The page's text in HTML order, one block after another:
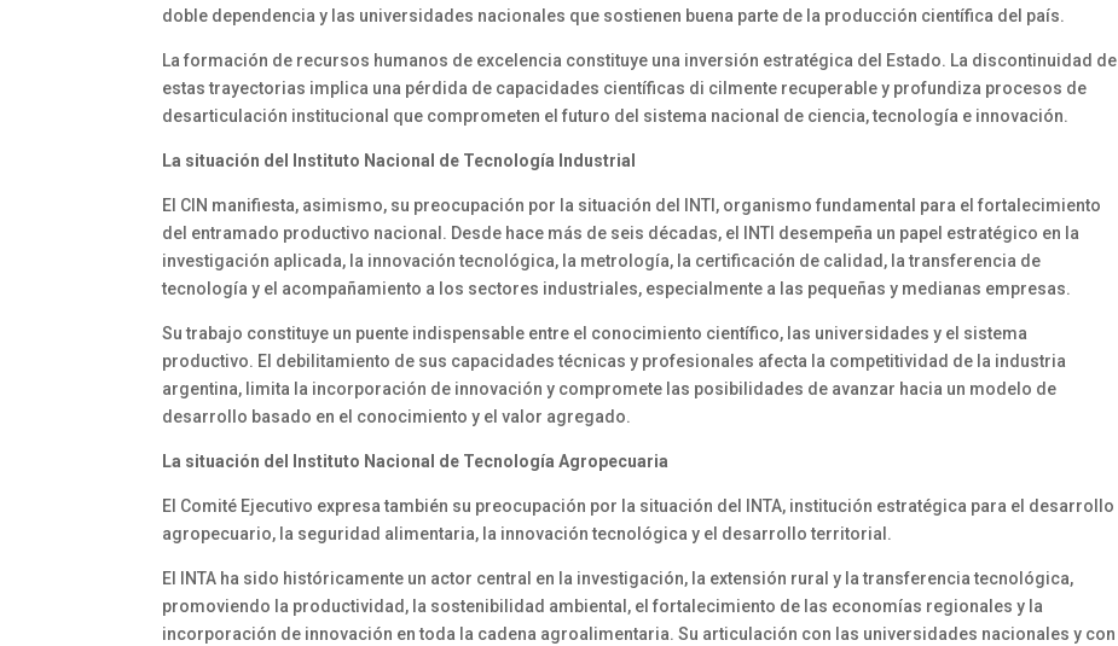
doble dependencia y las universidades nacionales que sostienen buena parte de la producción científica del país.
La formación de recursos humanos de excelencia constituye una inversión estratégica del Estado. La discontinuidad de
estas trayectorias implica una pérdida de capacidades científicas di cilmente recuperable y profundiza procesos de
desarticulación institucional que comprometen el futuro del sistema nacional de ciencia, tecnología e innovación.
La situación del Instituto Nacional de Tecnología Industrial
El CIN manifiesta, asimismo, su preocupación por la situación del INTI, organismo fundamental para el fortalecimiento
del entramado productivo nacional. Desde hace más de seis décadas, el INTI desempeña un papel estratégico en la
investigación aplicada, la innovación tecnológica, la metrología, la certificación de calidad, la transferencia de
tecnología y el acompañamiento a los sectores industriales, especialmente a las pequeñas y medianas empresas.
Su trabajo constituye un puente indispensable entre el conocimiento científico, las universidades y el sistema
productivo. El debilitamiento de sus capacidades técnicas y profesionales afecta la competitividad de la industria
argentina, limita la incorporación de innovación y compromete las posibilidades de avanzar hacia un modelo de
desarrollo basado en el conocimiento y el valor agregado.
La situación del Instituto Nacional de Tecnología Agropecuaria
El Comité Ejecutivo expresa también su preocupación por la situación del INTA, institución estratégica para el desarrollo
agropecuario, la seguridad alimentaria, la innovación tecnológica y el desarrollo territorial.
El INTA ha sido históricamente un actor central en la investigación, la extensión rural y la transferencia tecnológica,
promoviendo la productividad, la sostenibilidad ambiental, el fortalecimiento de las economías regionales y la
incorporación de innovación en toda la cadena agroalimentaria. Su articulación con las universidades nacionales y con